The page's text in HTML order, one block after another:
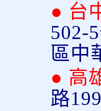
● 台
502-
區中
● 高
路